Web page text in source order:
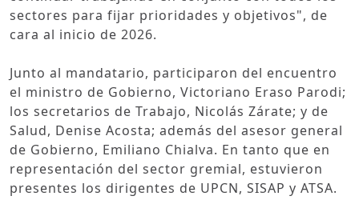
sectores para fijar prioridades y objetivos", de
cara al inicio de 2026.
Junto al mandatario, participaron del encuentro
el ministro de Gobierno, Victoriano Eraso Parodi;
los secretarios de Trabajo, Nicolás Zárate; y de
Salud, Denise Acosta; además del asesor general
de Gobierno, Emiliano Chialva. En tanto que en
representación del sector gremial, estuvieron
presentes los dirigentes de UPCN, SISAP y ATSA.